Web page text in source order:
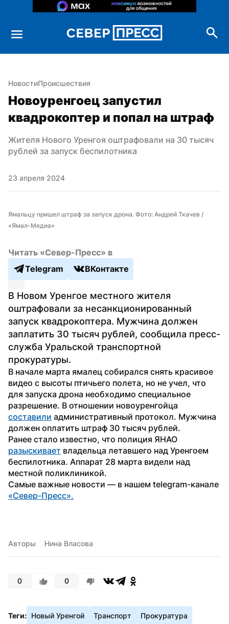
НовостиПроисшествия
Новоуренгоец запустил
квадрокоптер и попал на штраф
Жителя Нового Уренгоя оштрафовали на 30 тысяч
рублей за запуск беспилотника
23 апреля 2024
Ямальцу пришел штраф за запуск дрона. Фото: Андрей Ткачев /
«Ямал-Медиа»
Читать «Север-Пресс» в
Telegram
ВКонтакте
В Новом Уренгое местного жителя
оштрафовали за несанкционированный
запуск квадрокоптера. Мужчина должен
заплатить 30 тысяч рублей, сообщила пресс-
служба Уральской транспортной
прокуратуры.
В начале марта ямалец собирался снять красивое
видео с высоты птичьего полета, но не учел, что
для запуска дрона необходимо специальное
составили административный протокол. Мужчина
должен оплатить штраф 30 тысяч рублей.
разыскивает владельца летавшего над Уренгоем
беспилотника. Аппарат 28 марта видели над
местной поликлиникой.
«Север-Пресс».
Авторы Нина Власова
0 0
Теги: Новый Уренгой Транспорт Прокуратура